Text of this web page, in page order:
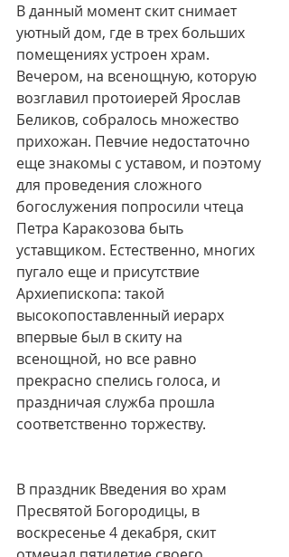
В данный момент скит снимает
уютный дом, где в трех больших
помещениях устроен храм.
Вечером, на всенощную, которую
возглавил протоиерей Ярослав
Беликов, собралось множество
прихожан. Певчие недостаточно
еще знакомы с уставом, и поэтому
для проведения сложного
богослужения попросили чтеца
Петра Каракозова быть
уставщиком. Естественно, многих
пугало еще и присутствие
Архиепископа: такой
высокопоставленный иерарх
впервые был в скиту на
всенощной, но все равно
прекрасно спелись голоса, и
праздничая служба прошла
соответственно торжеству.
В праздник Введения во храм
Пресвятой Богородицы, в
воскресенье 4 декабря, скит